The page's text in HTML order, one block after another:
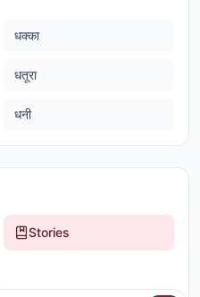
धक्का
धतूरा
धनी
Stories